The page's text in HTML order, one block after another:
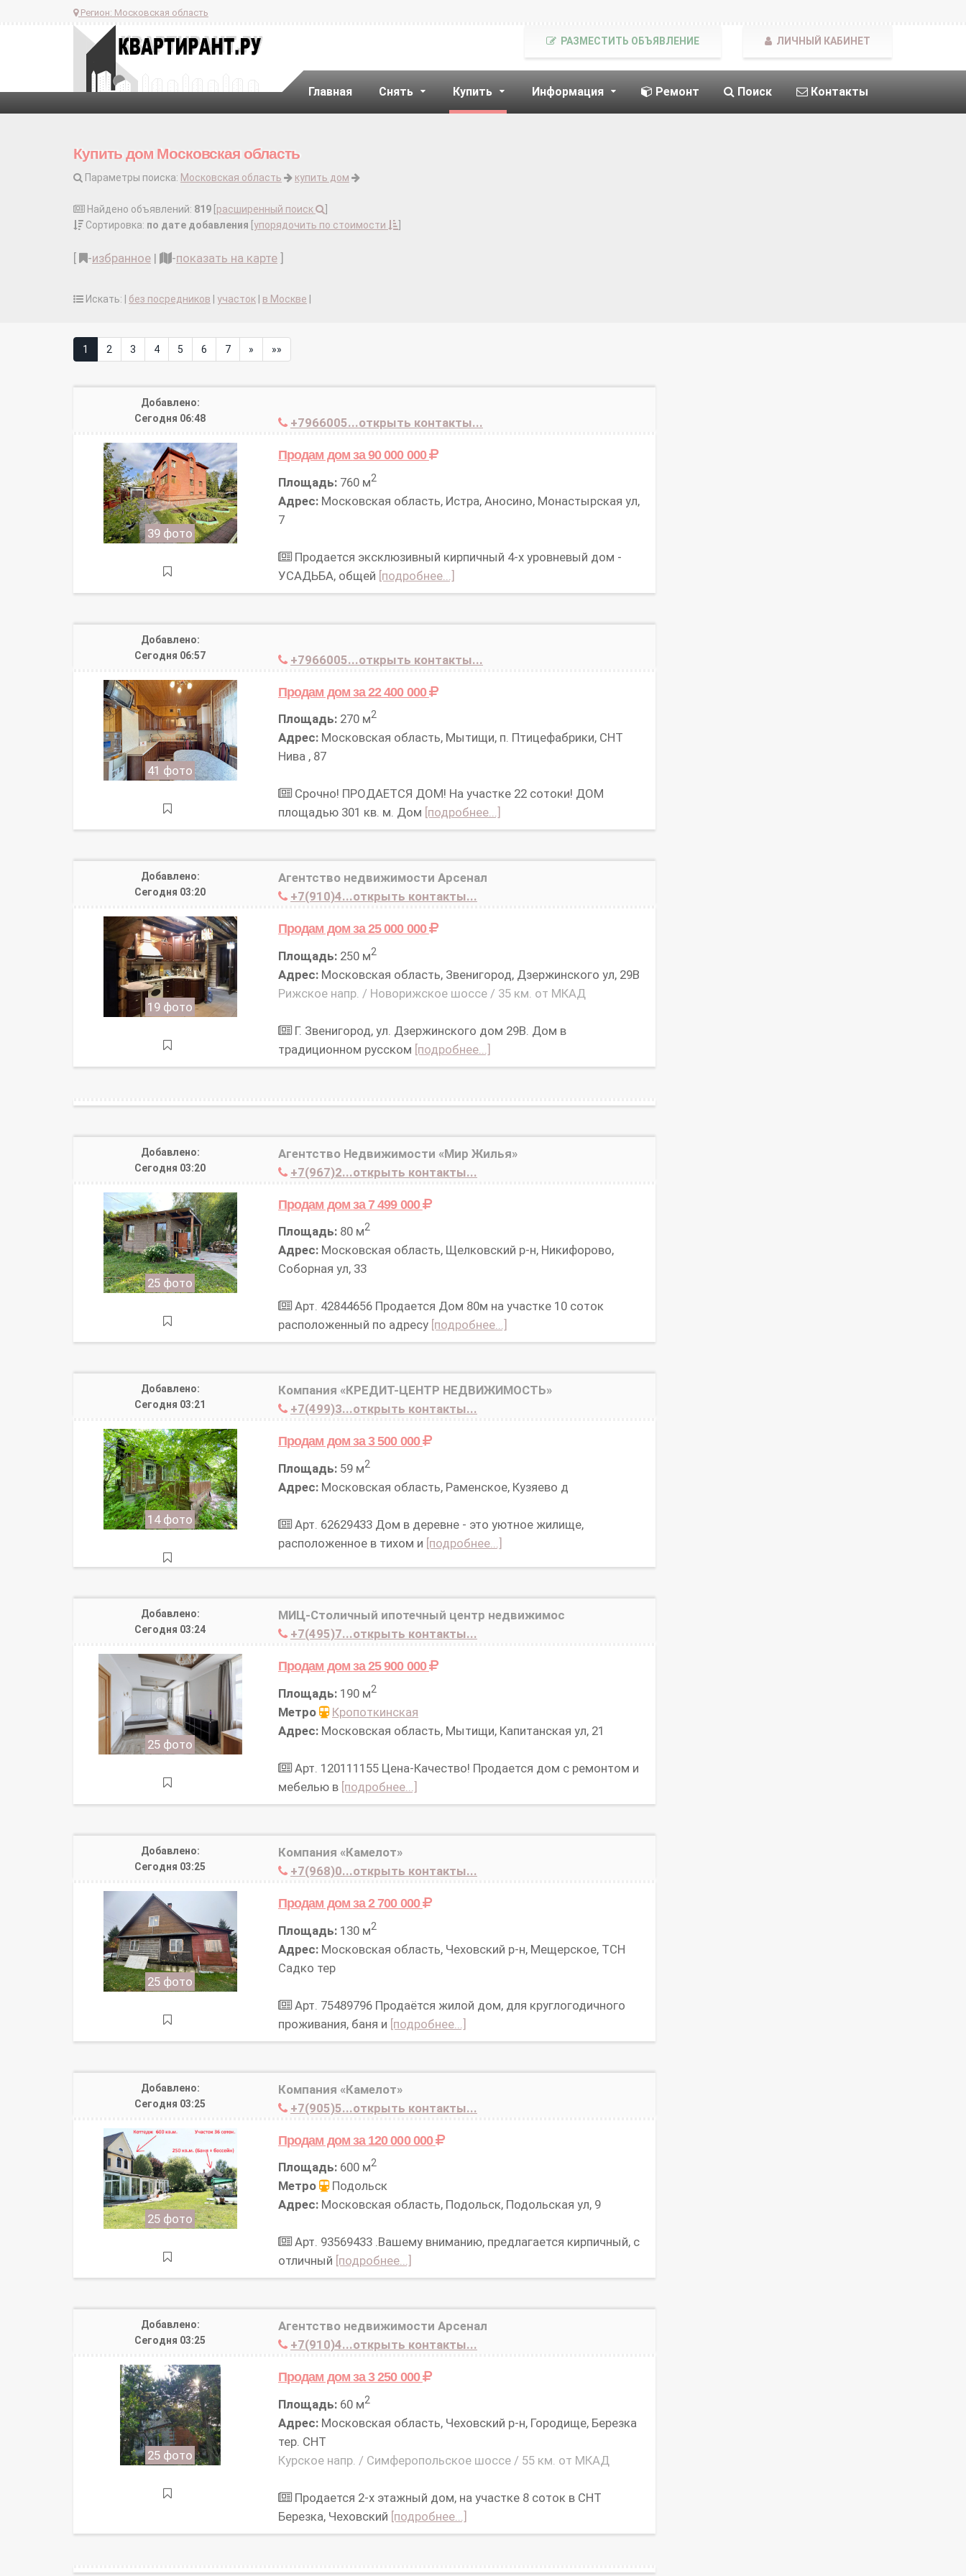
Регион: Московская область
Главная Снять Купить Информация Ремонт Поиск Контакты
РАЗМЕСТИТЬ ОБЪЯВЛЕНИЕ ЛИЧНЫЙ КАБИНЕТ
Купить дом Московская область
Параметры поиска: Московская область купить дом
Найдено объявлений: 819 расширенный поиск
Сортировка: по дате добавления упорядочить по стоимости
-избранное | -показать на карте
Искать: | без посредников участок в Москве
1 2 3 4 5 6 7 » »»
Добавлено:
Сегодня 06:48
+7966005...открыть контакты...
39 фото
Продам домза 90 000 000
Площадь:760 м2
Адрес:Московская область, Истра, Аносино, Монастырская ул,
7
Продается эксклюзивный кирпичный 4-х уровневый дом -
УСАДЬБА, общей [подробнее...]
Добавлено:
Сегодня 06:57
+7966005...открыть контакты...
41 фото
Продам домза 22 400 000
Площадь:270 м2
Адрес:Московская область, Мытищи, п. Птицефабрики, СНТ
Нива , 87
Срочно! ПРОДАЕТСЯ ДОМ! На участке 22 сотоки! ДОМ
площадью 301 кв. м. Дом [подробнее...]
Добавлено:
Сегодня 03:20
Агентство недвижимости Арсенал
+7(910)4...открыть контакты...
19 фото
Продам домза 25 000 000
Площадь:250 м2
Адрес:Московская область, Звенигород, Дзержинского ул, 29В
Рижское напр. / Новорижское шоссе / 35 км. от МКАД
Г. Звенигород, ул. Дзержинского дом 29В. Дом в
традиционном русском [подробнее...]
Добавлено:
Сегодня 03:20
Агентство Недвижимости «Мир Жилья»
+7(967)2...открыть контакты...
25 фото
Продам домза 7 499 000
Площадь:80 м2
Адрес:Московская область, Щелковский р-н, Никифорово,
Соборная ул, 33
Арт. 42844656 Продается Дом 80м на участке 10 соток
расположенный по адресу [подробнее...]
Добавлено:
Сегодня 03:21
Компания «КРЕДИТ-ЦЕНТР НЕДВИЖИМОСТЬ»
+7(499)3...открыть контакты...
14 фото
Продам домза 3 500 000
Площадь:59 м2
Адрес:Московская область, Раменское, Кузяево д
Арт. 62629433 Дом в деревне - это уютное жилище,
расположенное в тихом и [подробнее...]
Добавлено:
Сегодня 03:24
МИЦ-Столичный ипотечный центр недвижимос
+7(495)7...открыть контакты...
25 фото
Продам домза 25 900 000
Площадь:190 м2
Метро
Кропоткинская
Адрес:Московская область, Мытищи, Капитанская ул, 21
Арт. 120111155 Цена-Качество! Продается дом с ремонтом и
мебелью в [подробнее...]
Добавлено:
Сегодня 03:25
Компания «Камелот»
+7(968)0...открыть контакты...
25 фото
Продам домза 2 700 000
Площадь:130 м2
Адрес:Московская область, Чеховский р-н, Мещерское, ТСН
Садко тер
Арт. 75489796 Продаётся жилой дом, для круглогодичного
проживания, баня и [подробнее...]
Добавлено:
Сегодня 03:25
Компания «Камелот»
+7(905)5...открыть контакты...
25 фото
Продам домза 120 000 000
Площадь:600 м2
Метро
Подольск
Адрес:Московская область, Подольск, Подольская ул, 9
Арт. 93569433 .Вашему вниманию, предлагается кирпичный, с
отличный [подробнее...]
Добавлено:
Сегодня 03:25
Агентство недвижимости Арсенал
+7(910)4...открыть контакты...
25 фото
Продам домза 3 250 000
Площадь:60 м2
Адрес:Московская область, Чеховский р-н, Городище, Березка
тер. СНТ
Курское напр. / Симферопольское шоссе / 55 км. от МКАД
Продается 2-х этажный дом, на участке 8 соток в СНТ
Березка, Чеховский [подробнее...]